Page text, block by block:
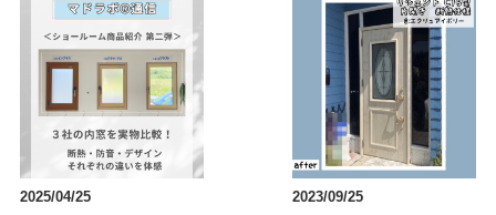
2025/04/25 2023/09/25